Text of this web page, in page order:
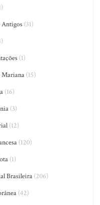
Antigos (31)
(1)
Mariana(15)
(16)
(3)
(12)
(120)
(1)
Brasileira(206)
(42)